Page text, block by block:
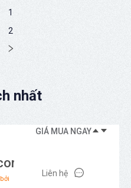
1
2
nhất
GIÁ MUA NGAY
Liên hệ